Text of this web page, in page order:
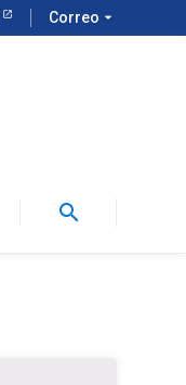
Correo arrow_drop_down
search